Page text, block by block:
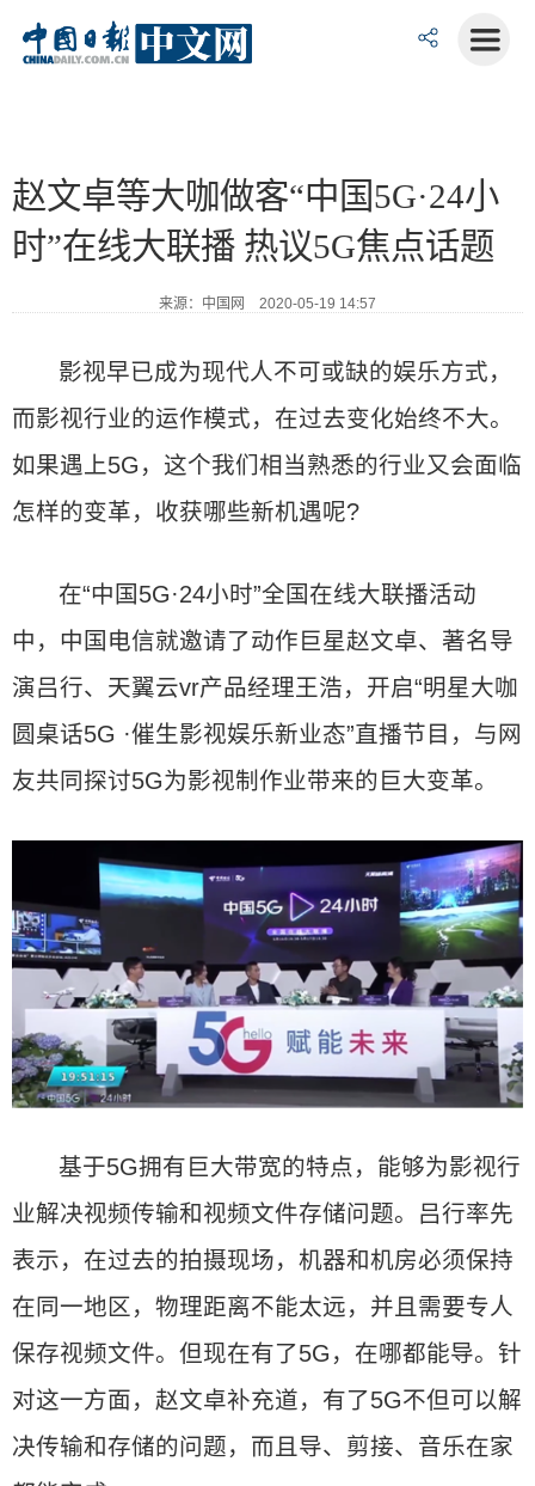
赵文卓等大咖做客“中国5G·24小
时”在线大联播 热议5G焦点话题
来源：中国网 2020-05-19 14:57
影视早已成为现代人不可或缺的娱乐方式，
而影视行业的运作模式，在过去变化始终不大。
如果遇上5G，这个我们相当熟悉的行业又会面临
怎样的变革，收获哪些新机遇呢?
在“中国5G·24小时”全国在线大联播活动
中，中国电信就邀请了动作巨星赵文卓、著名导
演吕行、天翼云vr产品经理王浩，开启“明星大咖
圆桌话5G ·催生影视娱乐新业态”直播节目，与网
友共同探讨5G为影视制作业带来的巨大变革。
基于5G拥有巨大带宽的特点，能够为影视行
业解决视频传输和视频文件存储问题。吕行率先
表示，在过去的拍摄现场，机器和机房必须保持
在同一地区，物理距离不能太远，并且需要专人
保存视频文件。但现在有了5G，在哪都能导。针
对这一方面，赵文卓补充道，有了5G不但可以解
决传输和存储的问题，而且导、剪接、音乐在家